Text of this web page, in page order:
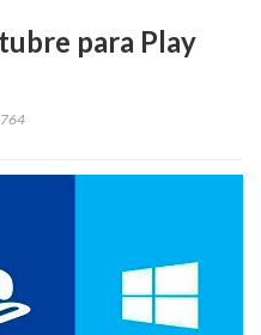
para Play